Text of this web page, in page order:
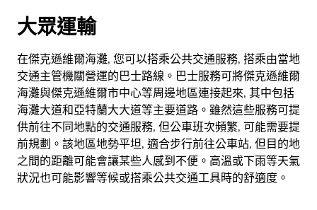
大眾運輸
在傑克遜維爾海灘, 您可以搭乘公共交通服務, 搭乘由當地
交通主管機關營運的巴士路線。巴士服務可將傑克遜維爾
海灘與傑克遜維爾市中心等周邊地區連接起來, 其中包括
海灘大道和亞特蘭大大道等主要道路。雖然這些服務可提
供前往不同地點的交通服務, 但公車班次頻繁, 可能需要提
前規劃。該地區地勢平坦, 適合步行前往公車站, 但目的地
之間的距離可能會讓某些人感到不便。高溫或下雨等天氣
狀況也可能影響等候或搭乘公共交通工具時的舒適度。